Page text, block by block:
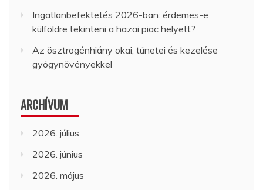
Ingatlanbefektetés 2026-ban: érdemes-e
külföldre tekinteni a hazai piac helyett?
Az ösztrogénhiány okai, tünetei és kezelése
gyógynövényekkel
ARCHÍVUM
2026. július
2026. június
2026. május